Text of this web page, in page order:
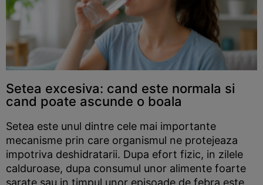
Setea excesiva: cand este normala si
cand poate ascunde o boala
Setea este unul dintre cele mai importante
mecanisme prin care organismul ne protejeaza
impotriva deshidratarii. Dupa efort fizic, in zilele
calduroase, dupa consumul unor alimente foarte
sarate sau in timpul unor episoade de febra este